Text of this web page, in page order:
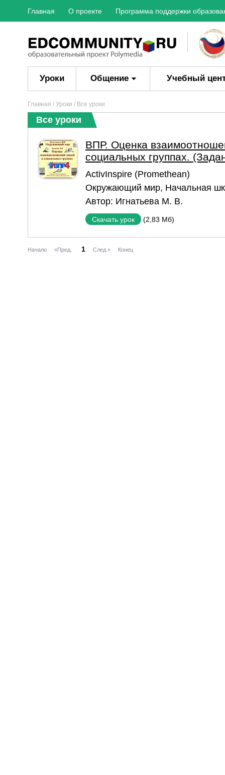
Главная О проекте Программа поддержки
Уроки Общение Учебный
Главная / Уроки / Все уроки
Все уроки
ВПР. Оценка
социальных группах.
ActivInspire (Promethean)
Окружающий мир, Начальная
Автор: Игнатьева М. В.
Скачать урок (2,83 Мб)
Начало «Пред. 1 След.» Конец